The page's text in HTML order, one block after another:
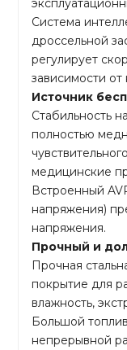
Система
дроссельной
регулирует
зависимости от
Источник
Стабильность
полностью
медицинские
Встроенный
напряжения)
напряжения.
Прочный и
Прочная
покрытие для
влажность,
Большой
непрерывной